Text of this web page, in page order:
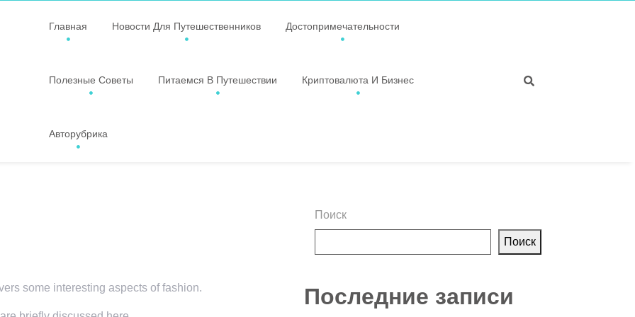
Главная Новости Для Путешественников Достопримечательности
Полезные Советы Питаемся В Путешествии Криптовалюта И Бизнес
Авторубрика
some interesting aspects of fashion.
Поиск
Поиск
Последние записи